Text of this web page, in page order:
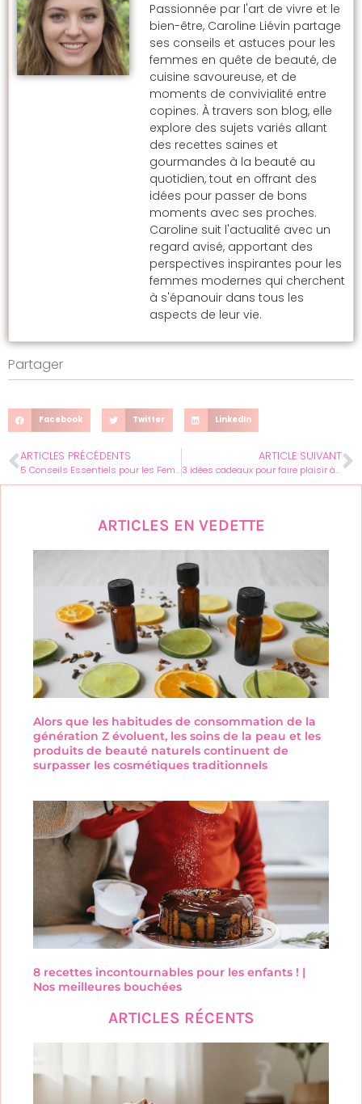
Passionnée par l'art de vivre et le
bien-être, Caroline Liévin partage
ses conseils et astuces pour les
femmes en quête de beauté, de
cuisine savoureuse, et de
moments de convivialité entre
copines. À travers son blog, elle
explore des sujets variés allant
des recettes saines et
gourmandes à la beauté au
quotidien, tout en offrant des
idées pour passer de bons
moments avec ses proches.
Caroline suit l'actualité avec un
regard avisé, apportant des
perspectives inspirantes pour les
femmes modernes qui cherchent
à s'épanouir dans tous les
aspects de leur vie.
Partager
Facebook Twitter LinkedIn
ARTICLES PRÉCÉDENTS
5 Conseils Essentiels pour les Femmes en Préparation de Mariage
ARTICLE SUIVANT
3 idées cadeaux pour faire plaisir à une femme coquette
ARTICLES EN VEDETTE
Alors que les habitudes de consommation de la
génération Z évoluent, les soins de la peau et les
produits de beauté naturels continuent de
surpasser les cosmétiques traditionnels
8 recettes incontournables pour les enfants ! |
Nos meilleures bouchées
ARTICLES RÉCENTS